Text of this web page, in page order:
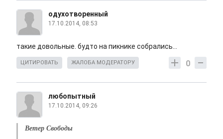
одухотворенный
17.10.2014, 08:53
такие довольные. будто на пикнике собрались...
0
ЦИТИРОВАТЬ ЖАЛОБА МОДЕРАТОРУ
любопытный
17.10.2014, 09:26
Ветер Свободы